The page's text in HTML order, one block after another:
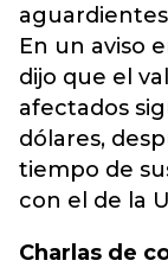
En un aviso
dijo que el
afectados
dólares,
tiempo de
con el de la
Charlas de